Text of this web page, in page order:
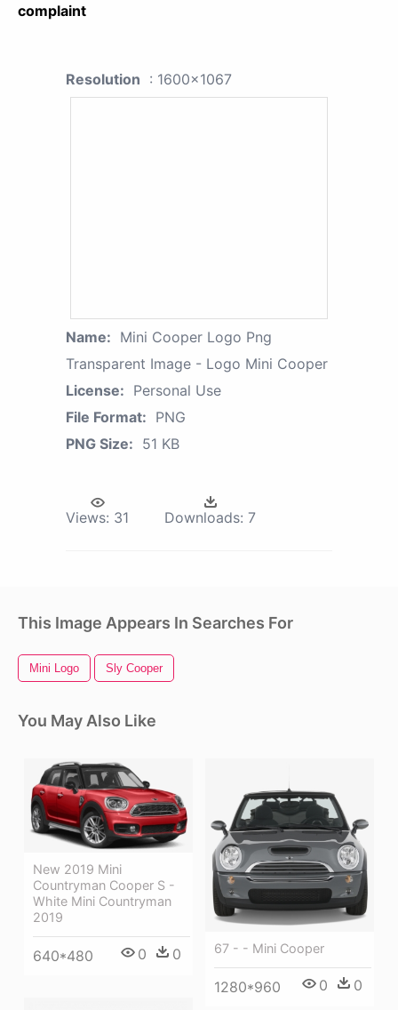
complaint
Resolution : 1600x1067
Name: Mini Cooper Logo Png
Transparent Image - Logo Mini Cooper
License: Personal Use
File Format: PNG
PNG Size: 51 KB
Views: 31 Downloads: 7
This Image Appears In Searches For
Mini Logo Sly Cooper
You May Also Like
New 2019 Mini
Countryman Cooper S -
White Mini Countryman
2019
640*480 0 0 67 - - Mini Cooper
1280*960 0 0